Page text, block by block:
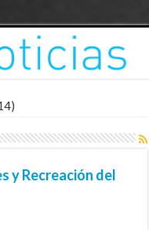
y Recreación del